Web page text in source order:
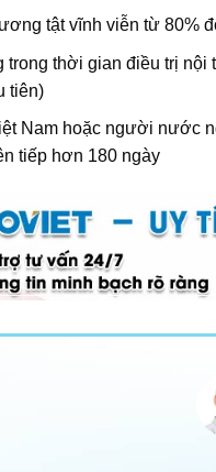
tật vĩnh viễn từ 80%
trong thời gian điều trị
tiên)
Nam hoặc người nước
tiếp hơn 180 ngày